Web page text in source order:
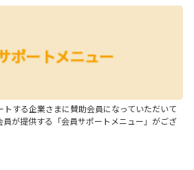
する企業さまに賛助会員になっていただいて
員が提供する「会員サポートメニュー」がござ